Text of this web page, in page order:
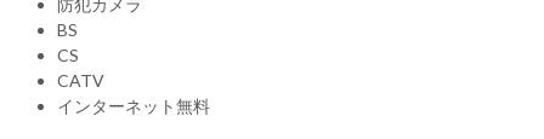
防犯カメラ
BS
CS
CATV
インターネット無料